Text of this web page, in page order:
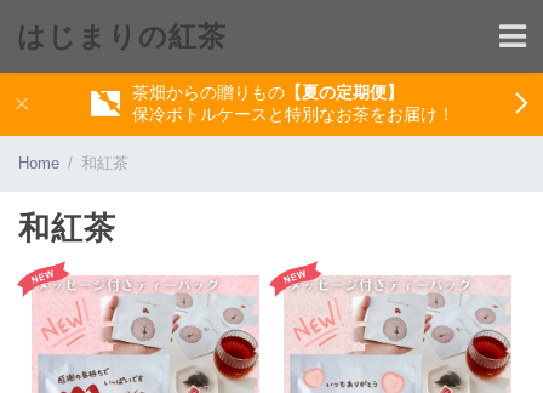
茶畑からの贈りもの【夏の定期便】
保冷ボトルケースと特別なお茶をお届け！
はじまりの紅茶
Home 和紅茶
和紅茶